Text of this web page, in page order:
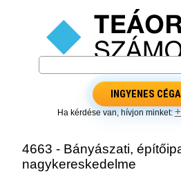
INGYENES
Ha kérdése van, hívjon minket:
4663 - Bányászati,
nagykereskedelme